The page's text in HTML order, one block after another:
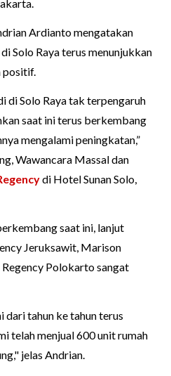
Ardianto mengatakan
Solo Raya terus menunjukkan
positif.
di Solo Raya tak terpengaruh
saat ini terus berkembang
mengalami peningkatan,”
Wawancara Massal dan
di Hotel Sunan Solo,
saat ini, lanjut
Jeruksawit, Marison
Polokarto sangat
dari tahun ke tahun terus
telah menjual 600 unit rumah
jelas Andrian.